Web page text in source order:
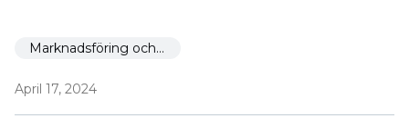
Marknadsföring och marknadsföring
April 17, 2024